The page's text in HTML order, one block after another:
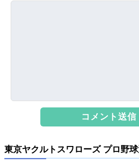
東京ヤクルトスワローズ プロ野